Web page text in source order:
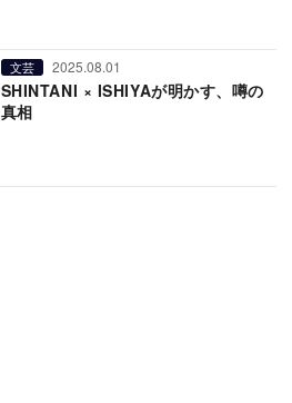
文芸 2025.08.01
SHINTANI × ISHIYAが明かす、噂の
真相